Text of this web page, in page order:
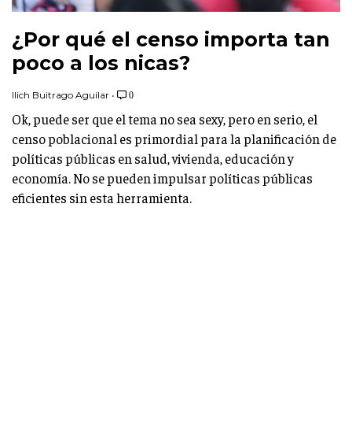
¿Por qué el censo importa tan
poco a los nicas?
Ilich Buitrago Aguilar • 0
Ok, puede ser que el tema no sea sexy, pero en serio, el
censo poblacional es primordial para la planificación de
políticas públicas en salud, vivienda, educación y
economía. No se pueden impulsar políticas públicas
eficientes sin esta herramienta.